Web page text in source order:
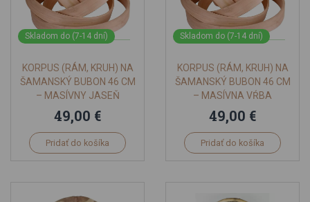
Skladom do (7-14 dní)
KORPUS (RÁM, KRUH) NA
ŠAMANSKÝ BUBON 46 CM
– MASÍVNY JASEŇ
49,00 €
Pridať do košíka
Skladom do (7-14 dní)
KORPUS (RÁM, KRUH) NA
ŠAMANSKÝ BUBON 46 CM
– MASÍVNA VŔBA
49,00 €
Pridať do košíka